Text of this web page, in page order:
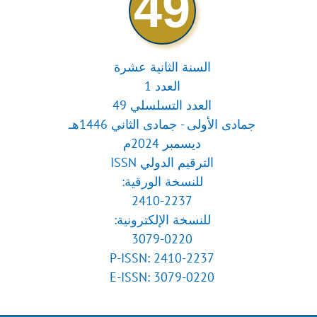
السنة الثانية عشرة
العدد 1
العدد التسلسلي 49
جمادى الأولى - جمادى الثاني 1446هـ
ديسمبر 2024م
الترقيم الدولي ISSN
للنسخة الورقية:
2410-2237
للنسخة الإلكترونية:
3079-0220
P-ISSN: 2410-2237
E-ISSN: 3079-0220